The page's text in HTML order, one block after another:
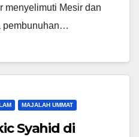
menyelimuti Mesir dan
pembunuhan…
MAJALAH UMMAT
Syahid di